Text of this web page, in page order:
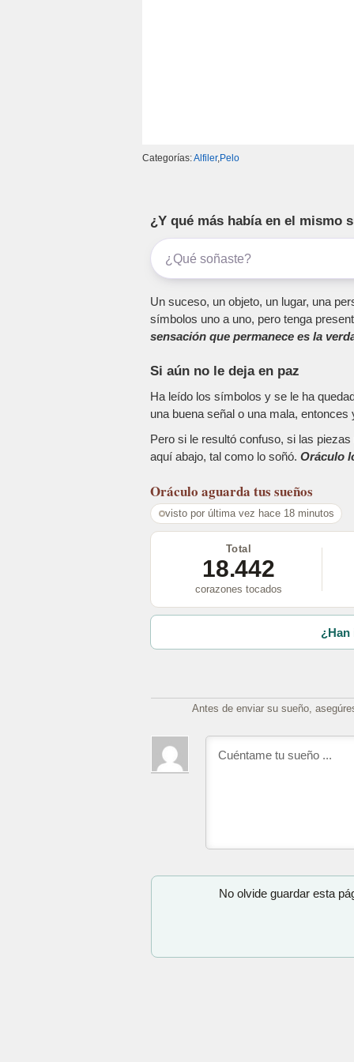
Categorías:Alfiler,Pelo
¿Y qué más había en el mismo
Un suceso, un objeto, un lugar, una
símbolos uno a uno, pero tenga
sensación que permanece es la
Si aún no le deja en paz
Ha leído los símbolos y se le ha
una buena señal o una mala,
Pero si le resultó confuso, si las
aquí abajo, tal como lo soñó. Oráculo
Oráculo aguarda tus sueños
visto por última vez hace 18 minutos
Total
18.442
corazones tocados
Antes de enviar su sueño,
No olvide guardar esta